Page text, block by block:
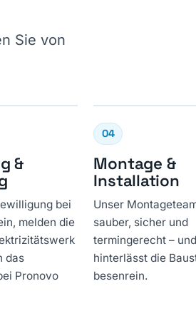
Sie von
&
bei
melden die
das
Pronovo
04
Montage &
Installation
Unser
sauber, sicher und
termingerecht – und
hinterlässt die
besenrein.